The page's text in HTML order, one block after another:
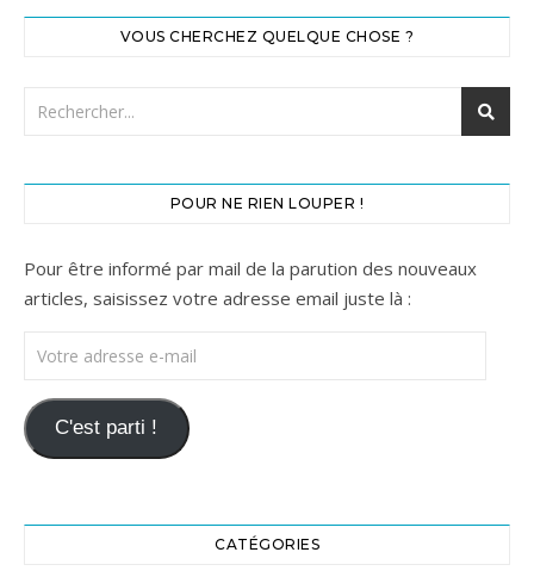
VOUS CHERCHEZ QUELQUE CHOSE ?
POUR NE RIEN LOUPER !
Pour être informé par mail de la parution des nouveaux
articles, saisissez votre adresse email juste là :
Votre adresse e-mail
C'est parti !
CATÉGORIES